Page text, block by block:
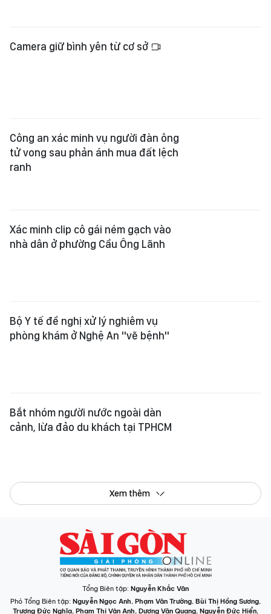
Camera giữ bình yên từ cơ sở
Công an xác minh vụ người đàn ông
tử vong sau phản ánh mua đất lệch
ranh
Xác minh clip cô gái ném gạch vào
nhà dân ở phường Cầu Ông Lãnh
Bộ Y tế đề nghị xử lý nghiêm vụ
phòng khám ở Nghệ An "vẽ bệnh"
Bắt nhóm người nước ngoài dàn
cảnh, lừa đảo du khách tại TPHCM
Xem thêm
Tổng Biên tập: Nguyễn Khắc Văn
Phó Tổng Biên tập: Nguyễn Ngọc Anh, Phạm Văn Trường, Bùi Thị Hồng Sương,
Trương Đức Nghĩa, Phạm Thị Vân Anh, Dương Văn Quang, Nguyễn Đức Hiển,